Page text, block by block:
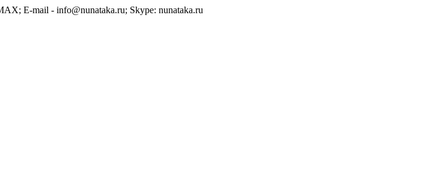
E-mail - info@nunataka.ru; Skype: nunataka.ru